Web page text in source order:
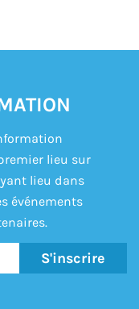
lieu sur
lieu dans
événements
S'inscrire